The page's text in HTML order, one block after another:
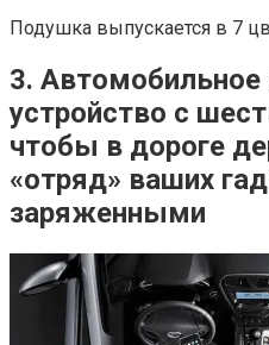
Подушка выпускается в 7
3. Автомобильное
устройство с
чтобы в дороге
«отряд» ваших
заряженными